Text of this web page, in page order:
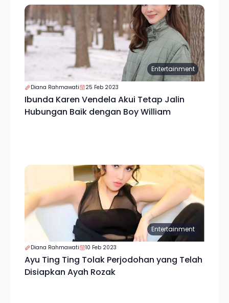
Entertainment
Diana Rahmawati 25 Feb 2023
Ibunda Karen Vendela Akui Tetap Jalin
Hubungan Baik dengan Boy William
Entertainment
Diana Rahmawati 10 Feb 2023
Ayu Ting Ting Tolak Perjodohan yang Telah
Disiapkan Ayah Rozak